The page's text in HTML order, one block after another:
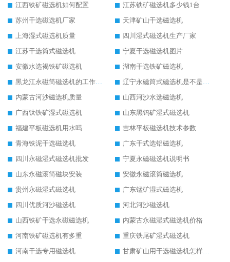
江西铁矿磁选机如何配置
江苏铁矿磁选机多少钱1台
苏州干选磁选机厂家
天津矿山干选磁选机
上海湿式磁选机质量
四川湿式磁选机生产厂家
江苏干选筒式磁选机
宁夏干选磁选机图片
安徽水选褐铁矿磁选机
湖南干选铁矿磁选机
黑龙江永磁筒磁选机的工作原理
辽宁永磁筒式磁选机是不是强磁
内蒙古河沙磁选机质量
山西河沙水选磁选机
广西钛铁矿湿式磁选机
山东黑钨矿湿式磁选机
福建平板磁选机用水吗
吉林平板磁选机技术参数
青海铁泥干选磁选机
广东干式选铝磁选机
四川永磁湿式磁选机批发
宁夏永磁磁选机说明书
山东永磁滚筒磁块安装
安徽永磁滚筒磁选机
贵州永磁湿式磁选机
广东锰矿湿式磁选机
四川优质河沙磁选机
河北河沙磁选机
山西铁矿干选永磁磁选机
内蒙古永磁湿式磁选机价格
河南铁矿磁选机有多重
重庆铁尾矿湿式磁选机
河南干选专用磁选机
甘肃矿山用干选磁选机怎样调磁